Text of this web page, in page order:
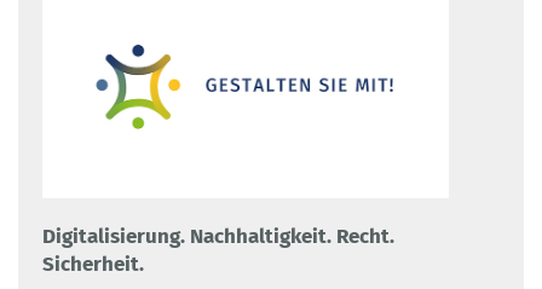
Digitalisierung. Nachhaltigkeit. Recht.
Sicherheit.